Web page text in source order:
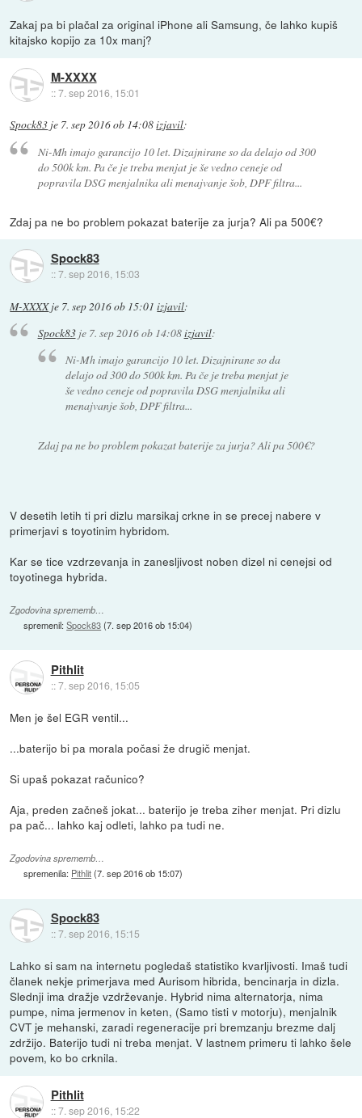
Zakaj pa bi plačal za original iPhone ali Samsung, če lahko kupiš
kitajsko kopijo za 10x manj?
M-XXXX
::7. sep 2016, 15:01
Spock83 je 7. sep 2016 ob 14:08izjavil:
Ni-Mh imajo garancijo 10 let. Dizajnirane so da delajo od 300
do 500k km. Pa če je treba menjat je še vedno ceneje od
popravila DSG menjalnika ali menajvanje šob, DPF filtra...
Zdaj pa ne bo problem pokazat baterije za jurja? Ali pa 500€?
Spock83
::7. sep 2016, 15:03
M-XXXXje 7. sep 2016 ob 15:01 izjavil:
Spock83je 7. sep 2016 ob 14:08izjavil:
Ni-Mh imajo garancijo 10 let. Dizajnirane so da
delajo od 300 do 500k km. Pa če je treba menjat je
še vedno ceneje od popravila DSG menjalnika ali
menajvanje šob, DPF filtra...
Zdaj pa ne bo problem pokazat baterije za jurja? Ali pa 500€?
V desetih letih ti pri dizlu marsikaj crkne in se precej nabere v
primerjavi s toyotinim hybridom.
Kar se tice vzdrzevanja in zanesljivost noben dizel ni cenejsi od
toyotinega hybrida.
Zgodovina sprememb…
spremenil:Spock83(7. sep 2016 ob 15:04)
Pithlit
::7. sep 2016, 15:05
Men je šel EGR ventil...
...baterijo bi pa morala počasi že drugič menjat.
Si upaš pokazat računico?
Aja, preden začneš jokat... baterijo je treba ziher menjat. Pri dizlu
pa pač... lahko kaj odleti, lahko pa tudi ne.
Zgodovina sprememb…
spremenila: Pithlit(7. sep 2016 ob 15:07)
Spock83
::7. sep 2016, 15:15
Lahko si sam na internetu pogledaš statistiko kvarljivosti. Imaš tudi
članek nekje primerjava med Aurisom hibrida, bencinarja in dizla.
Slednji ima dražje vzdrževanje. Hybrid nima alternatorja, nima
pumpe, nima jermenov in keten, (Samo tisti v motorju), menjalnik
CVT je mehanski, zaradi regeneracije pri bremzanju brezme dalj
zdržijo. Baterijo tudi ni treba menjat. V lastnem primeru ti lahko šele
povem, ko bo crknila.
Pithlit
::7. sep 2016, 15:22